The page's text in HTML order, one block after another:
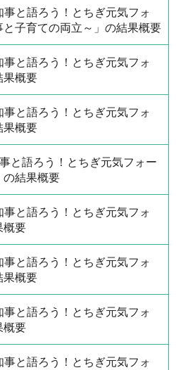
と語ろう！とちぎ元気フォ
子育ての両立～」の結果概要
と語ろう！とちぎ元気フォ
果概要
と語ろう！とちぎ元気フォ
果概要
と語ろう！とちぎ元気フォー
の結果概要
と語ろう！とちぎ元気フォ
概要
と語ろう！とちぎ元気フォ
果概要
と語ろう！とちぎ元気フォ
概要
と語ろう！とちぎ元気フォ